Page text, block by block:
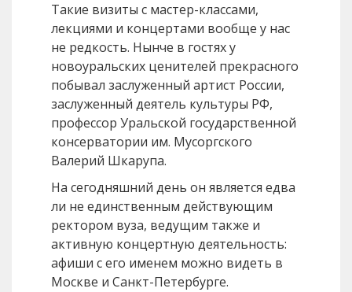
Такие визиты с мастер-классами,
лекциями и концертами вообще у нас
не редкость. Нынче в гостях у
новоуральских ценителей прекрасного
побывал заслуженный артист России,
заслуженный деятель культуры РФ,
профессор Уральской государственной
консерватории им. Мусоргского
Валерий Шкарупа.
На сегодняшний день он является едва
ли не единственным действующим
ректором вуза, ведущим также и
активную концертную деятельность:
афиши с его именем можно видеть в
Москве и Санкт-Петербурге.